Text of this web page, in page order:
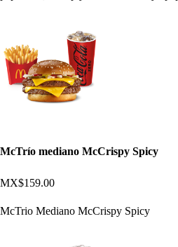
McTrío mediano McCrispy Spicy
MX$159.00
McTrio Mediano McCrispy Spicy